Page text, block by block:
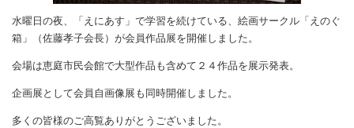
水曜日の夜、「えにあす」で学習を続けている、絵画サークル「えのぐ
箱」（佐藤孝子会長）が会員作品展を開催しました。
会場は恵庭市民会館で大型作品も含めて２４作品を展示発表。
企画展として会員自画像展も同時開催しました。
多くの皆様のご高覧ありがとうございました。